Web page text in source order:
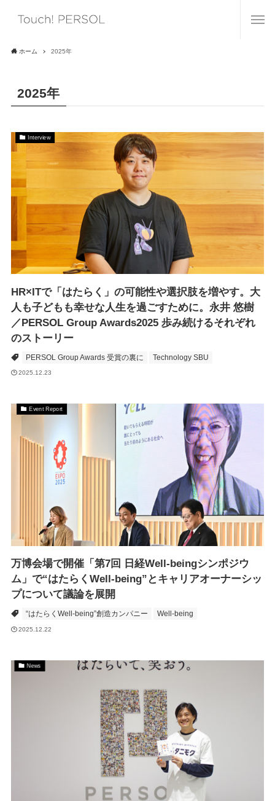
ホーム 2025年
2025年
Interview
HR×ITで「はたらく」の可能性や選択肢を増やす。大
人も子どもも幸せな人生を過ごすために。永井 悠樹
／PERSOL Group Awards2025 歩み続けるそれぞれ
のストーリー
PERSOL Group Awards 受賞の裏に Technology SBU
2025.12.23
Event Report
万博会場で開催「第7回 日経Well-beingシンポジウ
ム」で“はたらくWell-being”とキャリアオーナーシッ
プについて議論を展開
“はたらくWell-being”創造カンパニー Well-being
2025.12.22
News